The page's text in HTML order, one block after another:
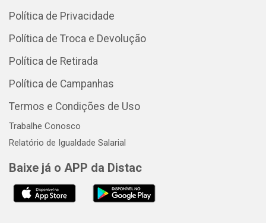
Política de Privacidade
Política de Troca e Devolução
Política de Retirada
Política de Campanhas
Termos e Condições de Uso
Trabalhe Conosco
Relatório de Igualdade Salarial
Baixe já o APP da Distac